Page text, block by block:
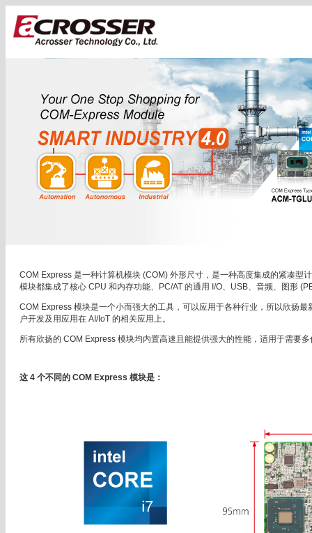
COM Express 是一种计算机模块 (COM) 外形尺寸，是一种高度集成的紧凑型
模块都集成了核心 CPU 和内存功能、PC/AT 的通用 I/O、USB、音频、图形
COM Express 模块是一个小而强大的工具，可以应用于各种行业，所以欣扬
户开发及用应用在 AI/IoT 的相关应用上。
所有欣扬的 COM Express 模块均内置高速且能提供强大的性能，适用于需要
这 4 个不同的 COM Express 模块是：